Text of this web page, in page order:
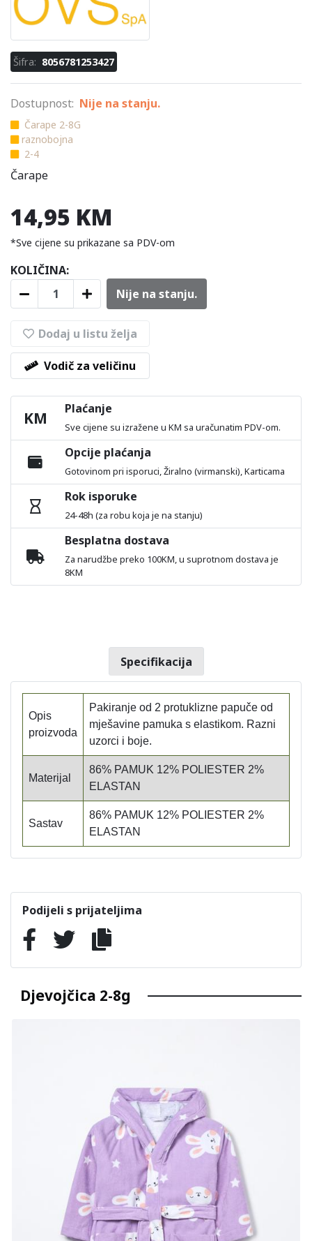
Šifra: 8056781253427
Dostupnost: Nije na stanju.
Čarape 2-8G
raznobojna
2-4
Čarape
14,95 KM
*Sve cijene su prikazane sa PDV-om
KOLIČINA:
Nije na stanju.
Dodaj u listu želja
Vodič za veličinu
KM Plaćanje
Sve cijene su izražene u KM sa uračunatim PDV-om.
Opcije plaćanja
Gotovinom pri isporuci, Žiralno (virmanski), Karticama
Rok isporuke
24-48h (za robu koja je na stanju)
Besplatna dostava
Za narudžbe preko 100KM, u suprotnom dostava je
8KM
Specifikacija
Opis
proizvoda
Pakiranje od 2 protuklizne papuče od
mješavine pamuka s elastikom. Razni
uzorci i boje.
Materijal
86% PAMUK 12% POLIESTER 2%
ELASTAN
Sastav
86% PAMUK 12% POLIESTER 2%
ELASTAN
Podijeli s prijateljima
Djevojčica 2-8g